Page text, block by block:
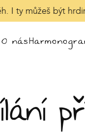
I ty můžeš být
O nás